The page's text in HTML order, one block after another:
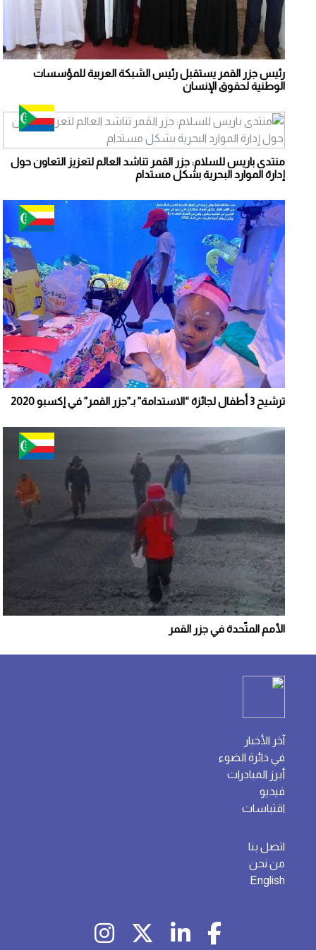
رئيس جزر القمر يستقبل رئيس الشبكة العربية للمؤسسات
الوطنية لحقوق الإنسان
منتدى باريس للسلام: جزر القمر تناشد العالم لتعزيز التعاون حول
إدارة الموارد البحرية بشكل مستدام
ترشيح 3 أطفال لجائزة “الاستدامة” بـ”جزر القمر” في إكسبو 2020
الأمم المتّحدة في جزر القمر
آخر الأخبار
في دائرة الضوء
أبرز المبادرات
فيديو
اقتباسات
اتصل بنا
من نحن
English